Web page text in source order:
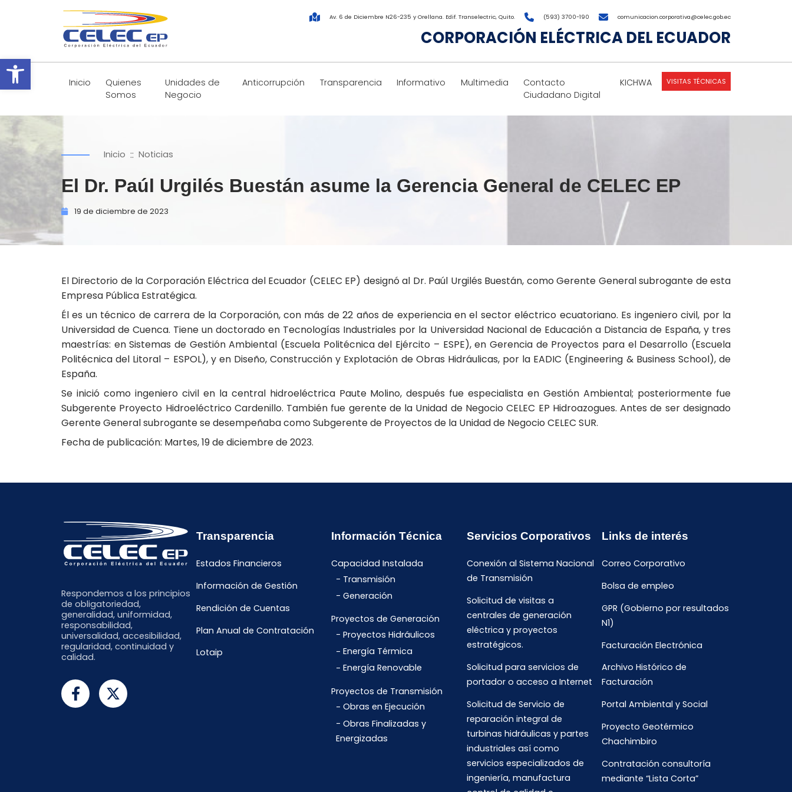
Abrir barra de herramientas
Av. 6 de Diciembre N26-235 y Orellana. Edif. Transelectric, Quito. (593) 3700-190 comunicacion.corporativa@celec.gob.ec
CORPORACIÓN ELÉCTRICA DEL ECUADOR
Inicio
Quienes
Somos
Unidades de
Negocio
Anticorrupción Transparencia Informativo Multimedia
Contacto
Ciudadano Digital
KICHWA VISITAS TÉCNICAS
Inicio :: Noticias
El Dr. Paúl Urgilés Buestán asume la Gerencia General de CELEC EP
19 de diciembre de 2023
El Directorio de la Corporación Eléctrica del Ecuador (CELEC EP) designó al Dr. Paúl Urgilés Buestán, como Gerente General subrogante de esta
Empresa Pública Estratégica.
Él es un técnico de carrera de la Corporación, con más de 22 años de experiencia en el sector eléctrico ecuatoriano. Es ingeniero civil, por la
Universidad de Cuenca. Tiene un doctorado en Tecnologías Industriales por la Universidad Nacional de Educación a Distancia de España, y tres
maestrías: en Sistemas de Gestión Ambiental (Escuela Politécnica del Ejército – ESPE), en Gerencia de Proyectos para el Desarrollo (Escuela
Politécnica del Litoral – ESPOL), y en Diseño, Construcción y Explotación de Obras Hidráulicas, por la EADIC (Engineering & Business School), de
España.
Se inició como ingeniero civil en la central hidroeléctrica Paute Molino, después fue especialista en Gestión Ambiental; posteriormente fue
Subgerente Proyecto Hidroeléctrico Cardenillo. También fue gerente de la Unidad de Negocio CELEC EP Hidroazogues. Antes de ser designado
Gerente General subrogante se desempeñaba como Subgerente de Proyectos de la Unidad de Negocio CELEC SUR.
Fecha de publicación: Martes, 19 de diciembre de 2023.
Respondemos a los principios
de obligatoriedad,
generalidad, uniformidad,
responsabilidad,
universalidad, accesibilidad,
regularidad, continuidad y
calidad.
Transparencia
Estados Financieros
Información de Gestión
Rendición de Cuentas
Plan Anual de Contratación
Lotaip
Información Técnica
Capacidad Instalada
Transmisión
Generación
Proyectos de Generación
Proyectos Hidráulicos
Energía Térmica
Energía Renovable
Proyectos de Transmisión
Obras en Ejecución
Obras Finalizadas y
Energizadas
Servicios Corporativos
Conexión al Sistema Nacional
de Transmisión
Solicitud de visitas a
centrales de generación
eléctrica y proyectos
estratégicos.
Solicitud para servicios de
portador o acceso a Internet
Solicitud de Servicio de
reparación integral de
turbinas hidráulicas y partes
industriales así como
servicios especializados de
ingeniería, manufactura
Links de interés
Correo Corporativo
Bolsa de empleo
GPR (Gobierno por resultados
N1)
Facturación Electrónica
Archivo Histórico de
Facturación
Portal Ambiental y Social
Proyecto Geotérmico
Chachimbiro
Contratación consultoría
mediante “Lista Corta”